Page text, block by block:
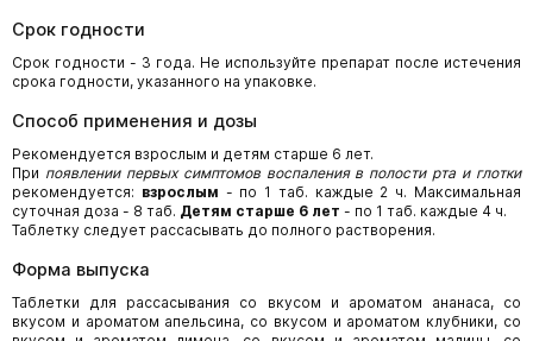
Срок годности
Срок годности - 3 года. Не используйте препарат после истечения
срока годности, указанного на упаковке.
Способ применения и дозы
Рекомендуется взрослым и детям старше 6 лет.
При появлении первых симптомов воспаления в полости рта и глотки
рекомендуется: взрослым - по 1 таб. каждые 2 ч. Максимальная
суточная доза - 8 таб. Детям старше 6 лет - по 1 таб. каждые 4 ч.
Таблетку следует рассасывать до полного растворения.
Форма выпуска
Таблетки для рассасывания со вкусом и ароматом ананаса, со
вкусом и ароматом апельсина, со вкусом и ароматом клубники, со